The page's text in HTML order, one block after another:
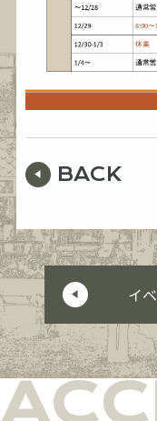
BACK
イ